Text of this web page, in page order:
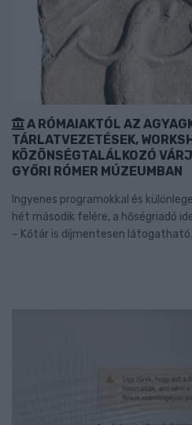
A RÓMAIAKTÓL AZ
TÁRLATVEZETÉSEK,
KÖZÖNSÉGTALÁLKOZÓ
GYŐRI RÓMER MÚZEUMBAN
Ingyenes programokkal és
hét második felére, a hőségriadó
– Kőtár is díjmentesen látogatható.